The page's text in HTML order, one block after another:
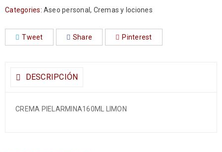
Categories: Aseo personal, Cremas y lociones
Tweet Share Pinterest
DESCRIPCIÓN
CREMA PIELARMINA160ML LIMON